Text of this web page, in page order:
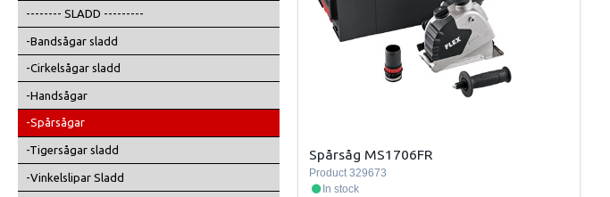
-------- SLADD ---------
-Bandsågar sladd
-Cirkelsågar sladd
-Handsågar
-Spårsågar
-Tigersågar sladd
-Vinkelslipar Sladd
Spårsåg MS1706FR
Product329673
In stock